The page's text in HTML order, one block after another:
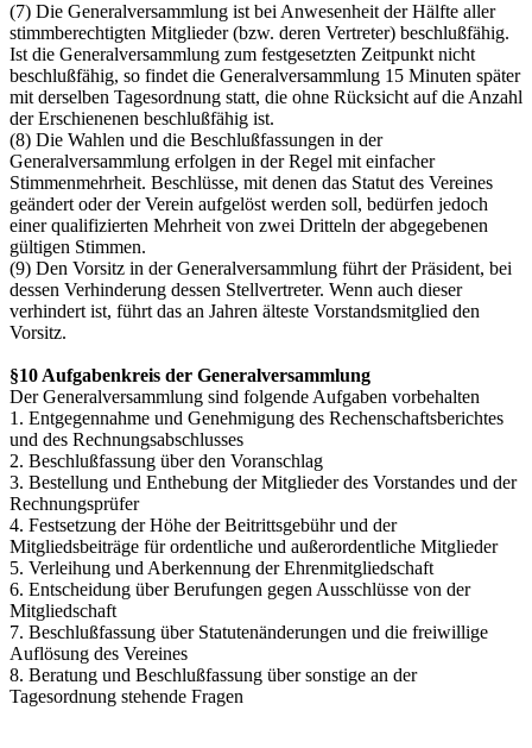
(7) Die Generalversammlung ist bei Anwesenheit der Hälfte aller
stimmberechtigten Mitglieder (bzw. deren Vertreter) beschlußfähig.
Ist die Generalversammlung zum festgesetzten Zeitpunkt nicht
beschlußfähig, so findet die Generalversammlung 15 Minuten später
mit derselben Tagesordnung statt, die ohne Rücksicht auf die Anzahl
der Erschienenen beschlußfähig ist.
(8) Die Wahlen und die Beschlußfassungen in der
Generalversammlung erfolgen in der Regel mit einfacher
Stimmenmehrheit. Beschlüsse, mit denen das Statut des Vereines
geändert oder der Verein aufgelöst werden soll, bedürfen jedoch
einer qualifizierten Mehrheit von zwei Dritteln der abgegebenen
gültigen Stimmen.
(9) Den Vorsitz in der Generalversammlung führt der Präsident, bei
dessen Verhinderung dessen Stellvertreter. Wenn auch dieser
verhindert ist, führt das an Jahren älteste Vorstandsmitglied den
Vorsitz.
§10 Aufgabenkreis der Generalversammlung
Der Generalversammlung sind folgende Aufgaben vorbehalten
1. Entgegennahme und Genehmigung des Rechenschaftsberichtes
und des Rechnungsabschlusses
2. Beschlußfassung über den Voranschlag
3. Bestellung und Enthebung der Mitglieder des Vorstandes und der
Rechnungsprüfer
4. Festsetzung der Höhe der Beitrittsgebühr und der
Mitgliedsbeiträge für ordentliche und außerordentliche Mitglieder
5. Verleihung und Aberkennung der Ehrenmitgliedschaft
6. Entscheidung über Berufungen gegen Ausschlüsse von der
Mitgliedschaft
7. Beschlußfassung über Statutenänderungen und die freiwillige
Auflösung des Vereines
8. Beratung und Beschlußfassung über sonstige an der
Tagesordnung stehende Fragen